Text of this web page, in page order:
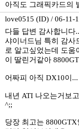
아직도 그래픽카드의
love0515 (ID) / 06-11-
다들 답변 감사합니다
샤이너드님 특히 감사
로 알고싶었는데 도움
이 딸린거같아
어짜피 아직 DX10이
내년 ATI 나오는거보
^;;
당장 최고는